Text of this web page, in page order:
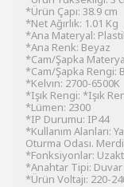
*Ürün Çapı: 38.9 cm
*Net Ağırlık: 1.01 Kg
*Ana Materyal:
*Ana Renk: Beyaz
*Cam/Şapka
*Cam/Şapka Rengi:
*Kelvın: 2700-6500K
*Işık Rengi: *Işık
*Lümen: 2300
*IP Durumu: IP44
*Kullanım Alanları:
Oturma Odası.
*Fonksiyonlar:
*Anahtar Tipi: Duvar
*Ürün Voltajı: 220-